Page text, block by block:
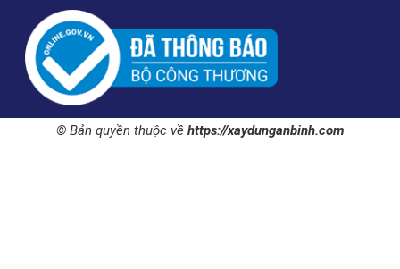
© Bản quyền thuộc về https://xaydunganbinh.com